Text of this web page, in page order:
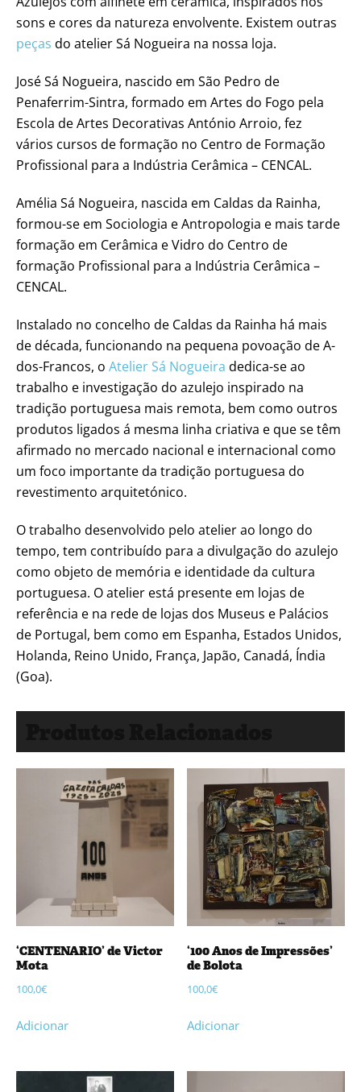
sons e cores da natureza envolvente. Existem outras
peças do atelier Sá Nogueira na nossa loja.
José Sá Nogueira, nascido em São Pedro de
Penaferrim-Sintra, formado em Artes do Fogo pela
Escola de Artes Decorativas António Arroio, fez
vários cursos de formação no Centro de Formação
Profissional para a Indústria Cerâmica – CENCAL.
Amélia Sá Nogueira, nascida em Caldas da Rainha,
formou-se em Sociologia e Antropologia e mais tarde
formação em Cerâmica e Vidro do Centro de
formação Profissional para a Indústria Cerâmica –
CENCAL.
Instalado no concelho de Caldas da Rainha há mais
de década, funcionando na pequena povoação de A-
dos-Francos, o Atelier Sá Nogueira dedica-se ao
trabalho e investigação do azulejo inspirado na
tradição portuguesa mais remota, bem como outros
produtos ligados á mesma linha criativa e que se têm
afirmado no mercado nacional e internacional como
um foco importante da tradição portuguesa do
revestimento arquitetónico.
O trabalho desenvolvido pelo atelier ao longo do
tempo, tem contribuído para a divulgação do azulejo
como objeto de memória e identidade da cultura
portuguesa. O atelier está presente em lojas de
referência e na rede de lojas dos Museus e Palácios
de Portugal, bem como em Espanha, Estados Unidos,
Holanda, Reino Unido, França, Japão, Canadá, Índia
(Goa).
‘CENTENARIO’ de Victor
Mota
100,0€
Adicionar
‘100 Anos de Impressões’
de Bolota
100,0€
Adicionar